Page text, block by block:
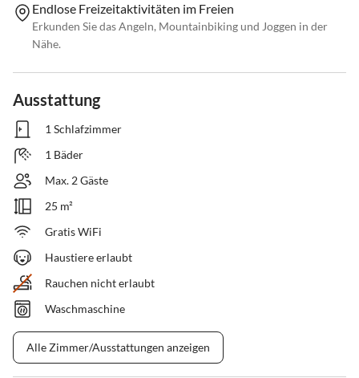
Endlose Freizeitaktivitäten im Freien
Erkunden Sie das Angeln, Mountainbiking und Joggen in der
Nähe.
Ausstattung
1 Schlafzimmer
1 Bäder
Max. 2 Gäste
25 m²
Gratis WiFi
Haustiere erlaubt
Rauchen nicht erlaubt
Waschmaschine
Alle Zimmer/Ausstattungen anzeigen